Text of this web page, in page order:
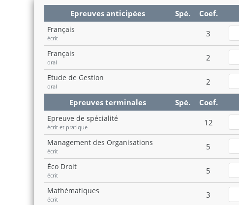
Epreuves anticipées Spé. Coef.
Français
écrit 3
Français
oral 2
Etude de Gestion
oral 2
Epreuves terminales Spé. Coef.
Epreuve de spécialité
écrit et pratique 12
Management des Organisations
écrit 5
Éco Droit
écrit 5
Mathématiques
écrit 3